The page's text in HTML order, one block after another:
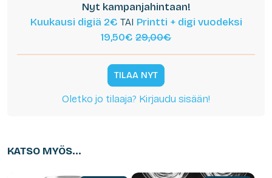
Nyt kampanjahintaan!
Kuukausi digiä 2€ TAI Printti + digi vuodeksi
19,50€ 29,00€
TILAA NYT
Oletko jo tilaaja? Kirjaudu sisään!
KATSO MYÖS...